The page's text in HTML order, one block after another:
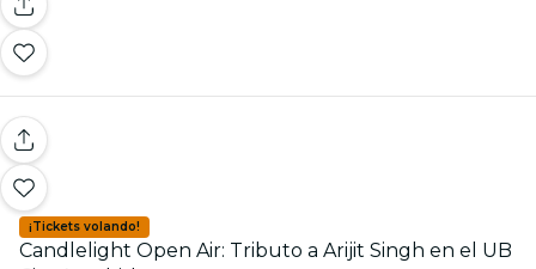
¡Tickets volando!
Candlelight Open Air: Tributo a Arijit Singh en el UB